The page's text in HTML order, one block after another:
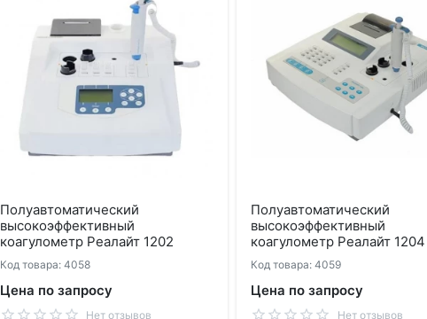
Полуавтоматический
высокоэффективный
коагулометр Реалайт 1202
Код товара: 4058
Цена по запросу
Нет отзывов
Полуавтоматический
высокоэффективный
коагулометр Реалайт 1204
Код товара: 4059
Цена по запросу
Нет отзывов